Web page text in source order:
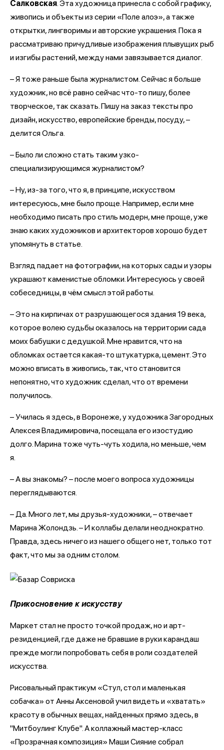
Салковская . Эта художница принесла с собой графику,
живопись и объекты из серии «Поле алоэ», а также
открытки, лингворимы и авторские украшения. Пока я
рассматриваю причудливые изображения плывущих рыб
и изгибы растений, между нами завязывается диалог.
– Я тоже раньше была журналистом. Сейчас я больше
художник, но всё равно сейчас что-то пишу, более
творческое, так сказать. Пишу на заказ тексты про
дизайн, искусство, европейские бренды, посуду, –
делится Ольга.
– Было ли сложно стать таким узко-
специализирующимся журналистом?
– Ну, из-за того, что я, в принципе, искусством
интересуюсь, мне было проще. Например, если мне
необходимо писать про стиль модерн, мне проще, уже
знаю каких художников и архитекторов хорошо будет
упомянуть в статье.
Взгляд падает на фотографии, на которых сады и узоры
украшают каменистые обломки. Интересуюсь у своей
собеседницы, в чём смысл этой работы.
– Это на кирпичах от разрушающегося здания 19 века,
которое волею судьбы оказалось на территории сада
моих бабушки с дедушкой. Мне нравится, что на
обломках остается какая-то штукатурка, цемент. Это
можно вписать в живопись, так, что становится
непонятно, что художник сделал, что от времени
получилось.
– Училась я здесь, в Воронеже, у художника Загородных
Алексея Владимировича, посещала его изостудию
долго. Марина тоже чуть-чуть ходила, но меньше, чем
я.
– А вы знакомы? – после моего вопроса художницы
переглядываются.
– Да. Много лет, мы друзья-художники, – отвечает
Марина Жолондзь. – И коллабы делали неоднократно.
Правда, здесь ничего из нашего общего нет, только тот
факт, что мы за одним столом.
Прикосновение к искусству
Маркет стал не просто точкой продаж, но и арт-
резиденцией, где даже не бравшие в руки карандаш
прежде могли попробовать себя в роли создателей
искусства.
Рисовальный практикум «Стул, стол и маленькая
собачка» от Анны Аксеновой учил видеть и «хватать»
красоту в обычных вещах, найденных прямо здесь, в
"Митбоулинг Клубе". А коллажный мастер-класс
«Прозрачная композиция» Маши Сияние собрал